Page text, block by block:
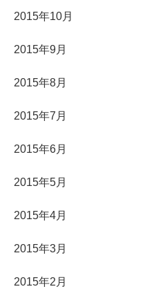
2015年10月
2015年9月
2015年8月
2015年7月
2015年6月
2015年5月
2015年4月
2015年3月
2015年2月